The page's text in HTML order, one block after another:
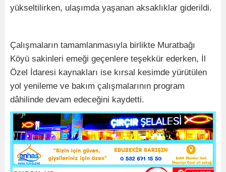
yükseltilirken, ulaşımda yaşanan aksaklıklar giderildi.
Çalışmaların tamamlanmasıyla birlikte Muratbağı
Köyü sakinleri emeği geçenlere teşekkür ederken, İl
Özel İdaresi kaynakları ise kırsal kesimde yürütülen
yol yenileme ve bakım çalışmalarının program
dâhilinde devam edeceğini kaydetti.